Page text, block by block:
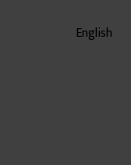
English